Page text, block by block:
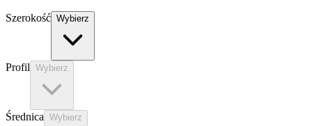
Szerokość Wybierz
Profil Wybierz
Średnica Wybierz